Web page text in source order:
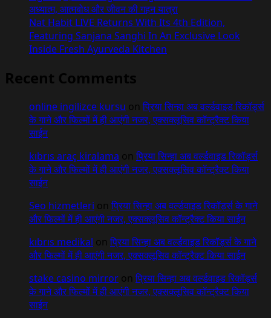
अध्यात्म, आत्मबोध और जीवन की गहन यात्रा
Nat Habit LIVE Returns With Its 4th Edition,
Featuring Sanjana Sanghi In An Exclusive Look
Inside Fresh Ayurveda Kitchen
Recent Comments
online ingilizce kursu onप्रिया सिन्हा अब वर्ल्डवाइड रिकॉर्ड्स
के गाने और फिल्मों में ही आएंगी नजर, एक्सक्लूसिव कॉन्ट्रैक्ट किया
साईन
kıbrıs araç kiralama onप्रिया सिन्हा अब वर्ल्डवाइड रिकॉर्ड्स
के गाने और फिल्मों में ही आएंगी नजर, एक्सक्लूसिव कॉन्ट्रैक्ट किया
साईन
Seo hizmetleri onप्रिया सिन्हा अब वर्ल्डवाइड रिकॉर्ड्स के गाने
और फिल्मों में ही आएंगी नजर, एक्सक्लूसिव कॉन्ट्रैक्ट किया साईन
kıbrıs medikal onप्रिया सिन्हा अब वर्ल्डवाइड रिकॉर्ड्स के गाने
और फिल्मों में ही आएंगी नजर, एक्सक्लूसिव कॉन्ट्रैक्ट किया साईन
stake casino mirror onप्रिया सिन्हा अब वर्ल्डवाइड रिकॉर्ड्स
के गाने और फिल्मों में ही आएंगी नजर, एक्सक्लूसिव कॉन्ट्रैक्ट किया
साईन